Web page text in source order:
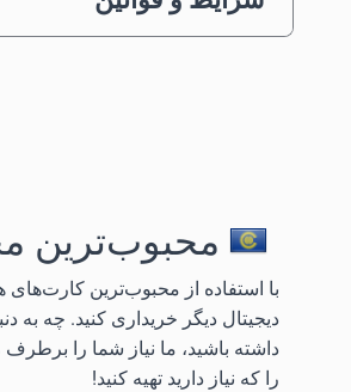
محبوب‌ترین
دیجیتال دیگر خریداری کنید. چه به
داشته باشید، ما نیاز شما را برطرف
را که نیاز دارید تهیه کنید!